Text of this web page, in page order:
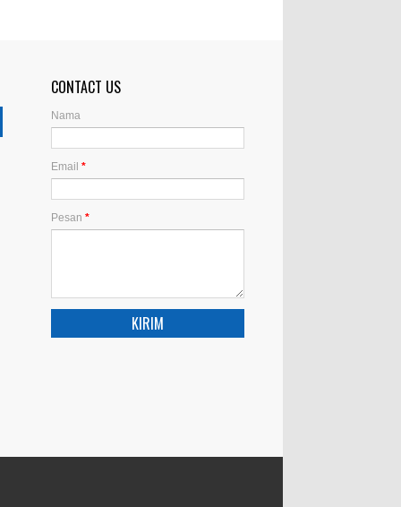
CONTACT US
Nama
Email *
Pesan *